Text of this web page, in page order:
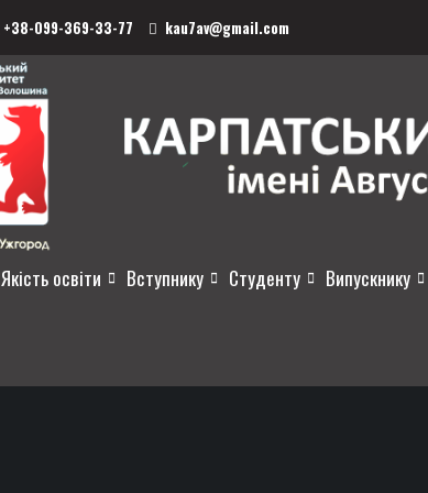
+38-099-369-33-77 kau7av@gmail.com
Якість освіти Вступнику Студенту Випускнику